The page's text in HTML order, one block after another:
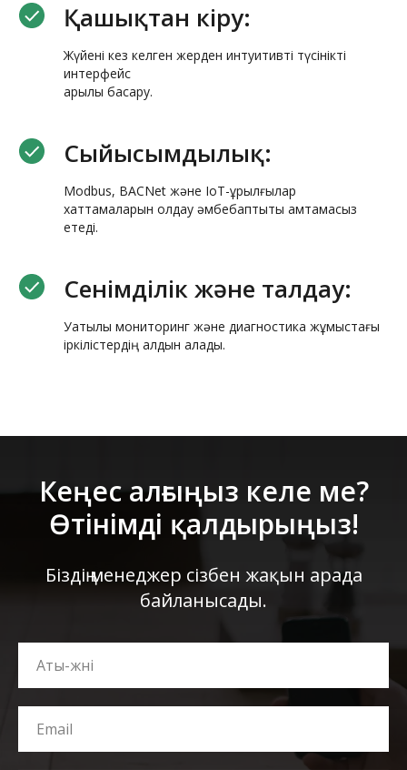
Қашықтан кіру:
Жүйені кез келген жерден интуитивті түсінікті
интерфейс
арқылы басқару.
Сыйысымдылық:
Modbus, BACNet және IoT-құрылғылар
хаттамаларын қолдау әмбебаптықты қамтамасыз
етеді.
Сенімділік және талдау:
Уақтылы мониторинг және диагностика жұмыстағы
іркілістердің алдын алады.
Кеңес алғыңыз келе ме?
Өтінімді қалдырыңыз!
Біздің менеджер сізбен жақын арада
байланысады.